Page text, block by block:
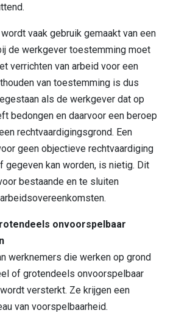
vaak gebruik gemaakt van een
de werkgever toestemming moet
verrichten van arbeid voor een
van toestemming is dus
als de werkgever dat op
bedongen en daarvoor een beroep
rechtvaardigingsgrond. Een
geen objectieve rechtvaardiging
gegeven kan worden, is nietig. Dit
bestaande en te sluiten
onvoorspelbaar
werknemers die werken op grond
of grotendeels onvoorspelbaar
versterkt. Ze krijgen een
van voorspelbaarheid.